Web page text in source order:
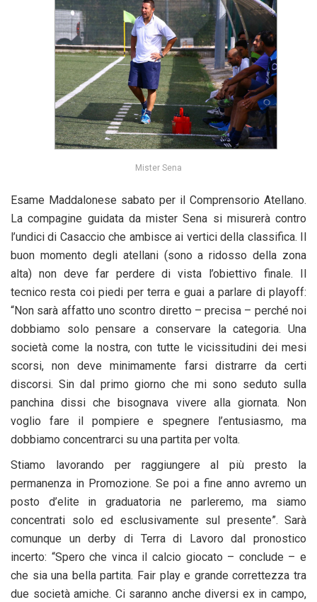
Mister Sena
Esame Maddalonese sabato per il Comprensorio Atellano.
La compagine guidata da mister Sena si misurerà contro
l’undici di Casaccio che ambisce ai vertici della classifica. Il
buon momento degli atellani (sono a ridosso della zona
alta) non deve far perdere di vista l’obiettivo finale. Il
tecnico resta coi piedi per terra e guai a parlare di playoff:
“Non sarà affatto uno scontro diretto – precisa – perché noi
dobbiamo solo pensare a conservare la categoria. Una
società come la nostra, con tutte le vicissitudini dei mesi
scorsi, non deve minimamente farsi distrarre da certi
discorsi. Sin dal primo giorno che mi sono seduto sulla
panchina dissi che bisognava vivere alla giornata. Non
voglio fare il pompiere e spegnere l’entusiasmo, ma
dobbiamo concentrarci su una partita per volta.
Stiamo lavorando per raggiungere al più presto la
permanenza in Promozione. Se poi a fine anno avremo un
posto d’elite in graduatoria ne parleremo, ma siamo
concentrati solo ed esclusivamente sul presente”. Sarà
comunque un derby di Terra di Lavoro dal pronostico
incerto: “Spero che vinca il calcio giocato – conclude – e
che sia una bella partita. Fair play e grande correttezza tra
due società amiche. Ci saranno anche diversi ex in campo,